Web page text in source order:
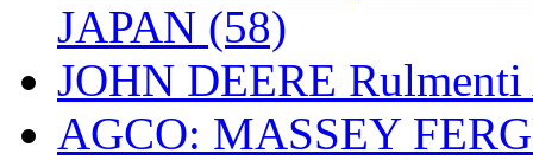
JAPAN (58)
JOHN DEERE
AGCO: MASSEY